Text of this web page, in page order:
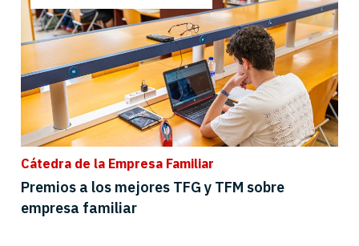
Cátedra de la Empresa Familiar
Premios a los mejores TFG y TFM sobre
empresa familiar